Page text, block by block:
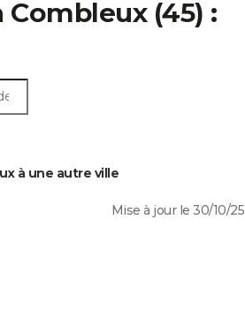
(45) :
à une autre ville
Mise à jour le 30/10/25